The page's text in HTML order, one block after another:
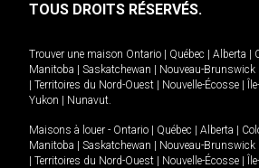
TOUS DROITS RÉSERVÉS.
Trouver une maison Ontario Québec Alberta
Manitoba
Saskatchewan Nouveau-Brunswick
Territoires du Nord-Ouest Nouvelle-Écosse
Yukon
Nunavut.
Maisons à louer - Ontario Québec Alberta
Manitoba
Saskatchewan Nouveau-Brunswick
Territoires du Nord-Ouest Nouvelle-Écosse